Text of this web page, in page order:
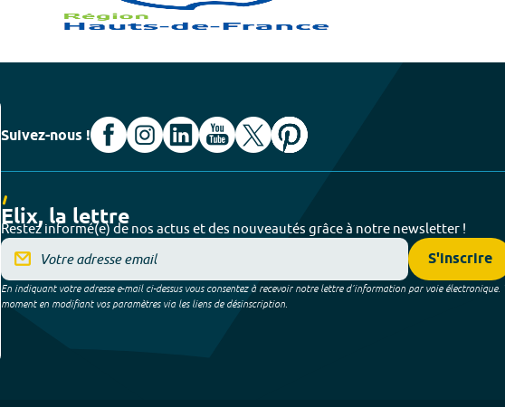
Suivez-nous !
Elix, la lettre
Restez informé(e) de nos actus et des nouveautés grâce à notre newsletter !
S'inscrire
En indiquant votre adresse e-mail ci-dessus vous consentez à recevoir notre lettre d’information par voie électronique.
moment en modifiant vos paramètres via les liens de désinscription.